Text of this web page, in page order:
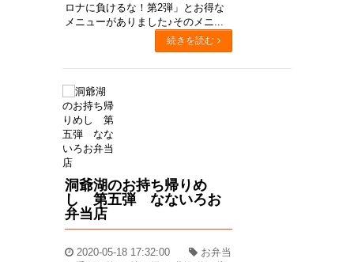
ロナに負けるな！第2弾」とお得な
メニューがありました♪そのメニ...
続きを読む
洞爺湖のお持ち帰りめ
し 第五弾 なないろお
弁当店
2020-05-18 17:32:00
お弁当